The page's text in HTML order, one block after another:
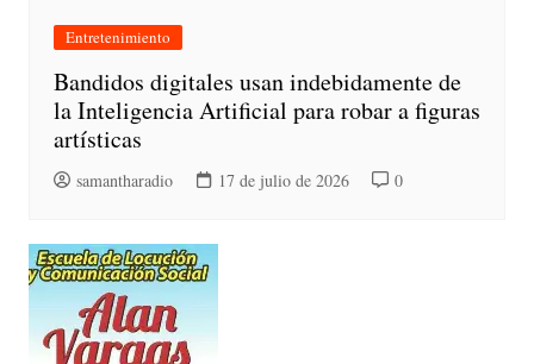
Entretenimiento
Bandidos digitales usan indebidamente de
la Inteligencia Artificial para robar a figuras
artísticas
samantharadio 17 de julio de 2026 0